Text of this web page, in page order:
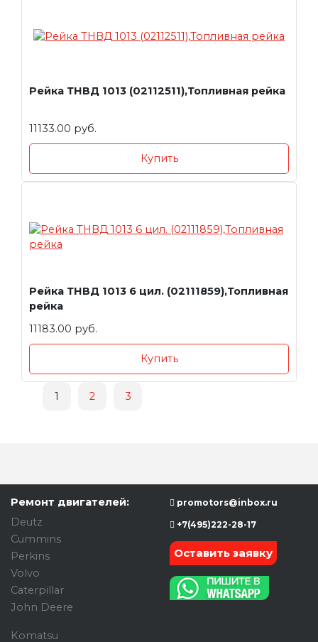
Рейка ТНВД 1013 (02112511),Топливная рейка
11133.00 руб.
Купить
Рейка ТНВД 1013 6 цил. (02111859),Топливная
рейка
11183.00 руб.
Купить
1 2 3
Ремонт двигателей:
Deutz
Cummins
Perkins
Volvo
Caterpillar
John Deere
Komatsu
promotors@inbox.ru
+7(495)222-28-17
Оставить заявку